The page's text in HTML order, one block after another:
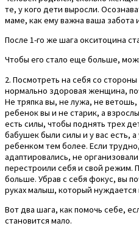
те, у кого дети выросли.
маме, как ему важна ваша забота
После 1-го же шага окситоцина
Чтобы его стало еще больше,
2. Посмотреть на себя со
нормально здоровая женщина,
Не тряпка вы, не лужа, не ветошь,
ребенок вы и не старик, а
есть силы, чтобы поднять трех
бабушек были силы и у вас есть,
ребенком тем более. Если
адаптировались, не
перестроили себя и свой режим.
больше. Убрав с себя фокус, вы
руках малыш, который нуждается
Вот два шага, как помочь себе,
становится мало.